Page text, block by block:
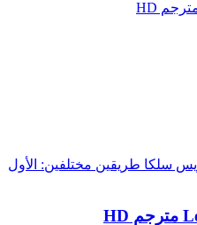
سلكا طريقين مختلفين: الأول